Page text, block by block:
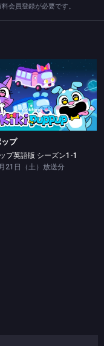
会員登録が必要です。
キキとポップ
とポップ英語版 シーズン1-1
プ
プ英語版 シーズン1-1
21日（土）放送分